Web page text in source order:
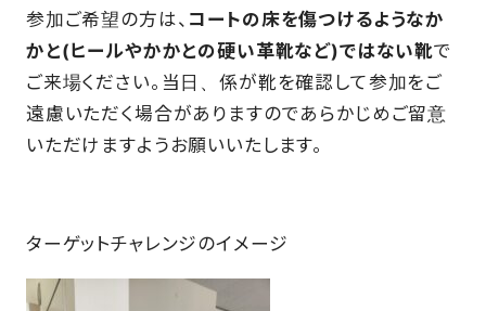
参加ご希望の方は、 コートの床を傷つけるようなか
かと(ヒールやかかとの硬い革靴など)ではない靴で
ご来場ください。当日、係が靴を確認して参加をご
遠慮いただく場合がありますのであらかじめご留意
いただけますようお願いいたします。
ターゲットチャレンジのイメージ